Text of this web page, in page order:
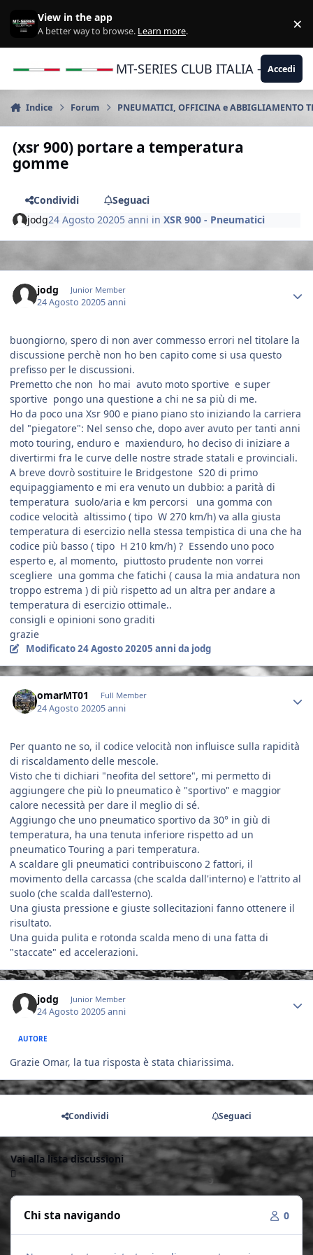
View in the app
A better way to browse. Learn more. ×
MT-SERIES CLUB ITALIA -Accedi
Indice Forum PNEUMATICI, OFFICINA e ABBIGLIAMENTO
(xsr 900) portare a temperatura
gomme
Condividi
Seguaci
jodg24 Agosto 20205 anni inXSR 900 - Pneumatici
jodg Junior Member
24 Agosto 20205 anni
buongiorno, spero di non aver commesso errori nel titolare la
discussione perchè non ho ben capito come si usa questo
prefisso per le discussioni.
Premetto che non ho mai avuto moto sportive e super
sportive pongo una questione a chi ne sa più di me.
Ho da poco una Xsr 900 e piano piano sto iniziando la carriera
del "piegatore": Nel senso che, dopo aver avuto per tanti anni
moto touring, enduro e maxienduro, ho deciso di iniziare a
divertirmi fra le curve delle nostre strade statali e provinciali.
A breve dovrò sostituire le Bridgestone S20 di primo
equipaggiamento e mi era venuto un dubbio: a parità di
temperatura suolo/aria e km percorsi una gomma con
codice velocità altissimo ( tipo W 270 km/h) va alla giusta
temperatura di esercizio nella stessa tempistica di una che ha
codice più basso ( tipo H 210 km/h) ? Essendo uno poco
esperto e, al momento, piuttosto prudente non vorrei
scegliere una gomma che fatichi ( causa la mia andatura non
troppo estrema ) di più rispetto ad un altra per andare a
temperatura di esercizio ottimale..
consigli e opinioni sono graditi
grazie
Modificato24 Agosto 20205 anni da jodg
omarMT01 Full Member
24 Agosto 20205 anni
Per quanto ne so, il codice velocità non influisce sulla rapidità
di riscaldamento delle mescole.
Visto che ti dichiari "neofita del settore", mi permetto di
aggiungere che più lo pneumatico è "sportivo" e maggior
calore necessità per dare il meglio di sé.
Aggiungo che uno pneumatico sportivo da 30° in giù di
temperatura, ha una tenuta inferiore rispetto ad un
pneumatico Touring a pari temperatura.
A scaldare gli pneumatici contribuiscono 2 fattori, il
movimento della carcassa (che scalda dall'interno) e l'attrito al
suolo (che scalda dall'esterno).
Una giusta pressione e giuste sollecitazioni fanno ottenere il
risultato.
Una guida pulita e rotonda scalda meno di una fatta di
"staccate" ed accelerazioni.
jodg Junior Member
24 Agosto 20205 anni
AUTORE
Grazie Omar, la tua risposta è stata chiarissima.
Condividi Seguaci
Vai alla lista discussioni
Chi sta navigando 0